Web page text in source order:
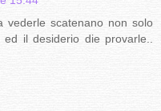
vederle scatenano non solo
il desiderio die provarle..